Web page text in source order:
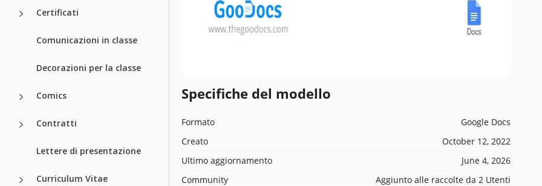
Certificati
Comunicazioni in classe
Decorazioni per la classe
Comics
Contratti
Lettere di presentazione
Curriculum Vitae
Specifiche del modello
Formato
Google Docs
Creato
October 12, 2022
Ultimo aggiornamento
June 4, 2026
Community
Aggiunto alle raccolte da 2 Utenti